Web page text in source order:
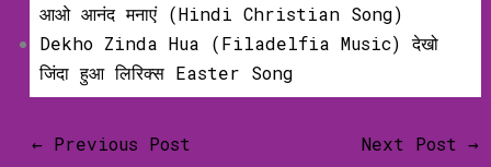
आओ आनंद मनाएं (Hindi Christian Song)
Dekho Zinda Hua (Filadelfia Music) देखो
जिंदा हुआ लिरिक्‍स Easter Song
← Previous Post Next Post→